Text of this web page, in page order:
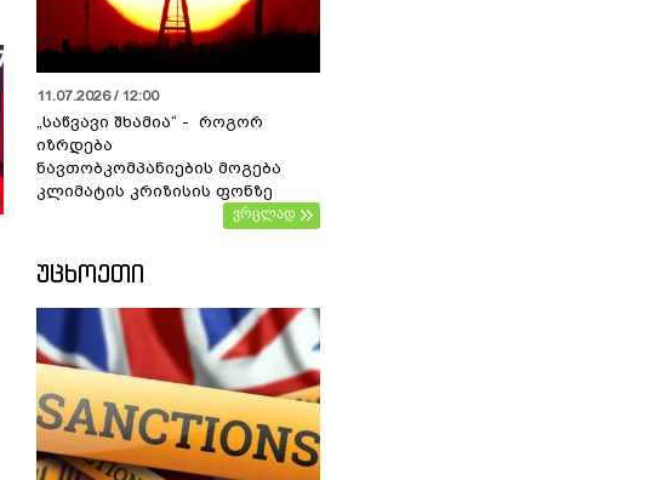
11.07.2026 / 12:00
„საწვავი შხამია“ - როგორ
იზრდება
ნავთობკომპანიების მოგება
კლიმატის კრიზისის ფონზე
ვრცლად
ᲣᲪᲮᲝᲔᲗᲘ